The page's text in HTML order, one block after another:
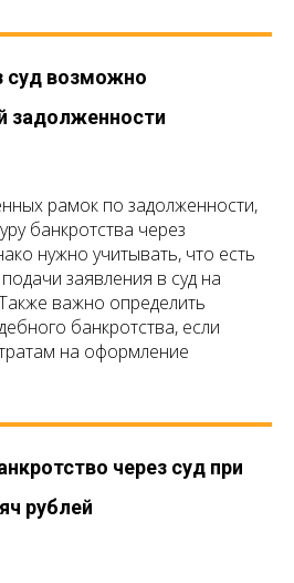
суд возможно
задолженности
рамок по задолженности,
банкротства через
нужно учитывать, что есть
заявления в суд на
важно определить
банкротства, если
на оформление
через суд при
рублей